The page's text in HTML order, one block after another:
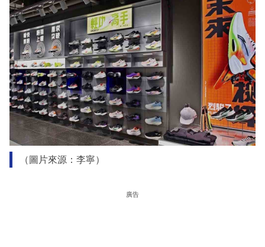
（圖片來源：李寧）
廣告